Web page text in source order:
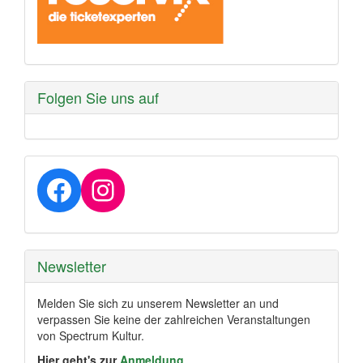
Folgen Sie uns auf
Facebook
Instagram
Newsletter
Melden Sie sich zu unserem Newsletter an und
verpassen Sie keine der zahlreichen Veranstaltungen
von Spectrum Kultur.
Hier geht's zur Anmeldung